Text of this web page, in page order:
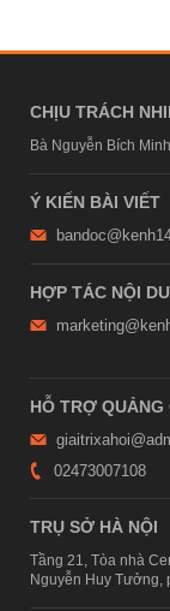
CHỊU TRÁCH
Bà Nguyễn Bích Minh
Ý KIẾN BÀI VIẾT
HỢP TÁC NỘI
HỖ TRỢ QUẢNG
02473007108
TRỤ SỞ HÀ NỘI
Tầng 21, Tòa nhà
Nguyễn Huy Tưởng,